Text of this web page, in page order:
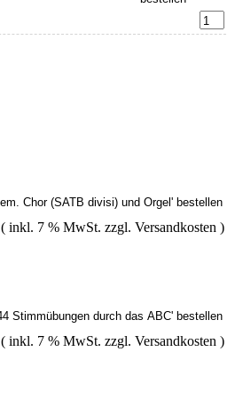
( inkl. 7 % MwSt. zzgl. Versandkosten )
( inkl. 7 % MwSt. zzgl. Versandkosten )